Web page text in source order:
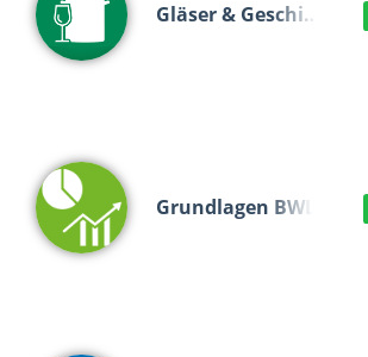
Gläser & Geschi…
Grundlagen BWL